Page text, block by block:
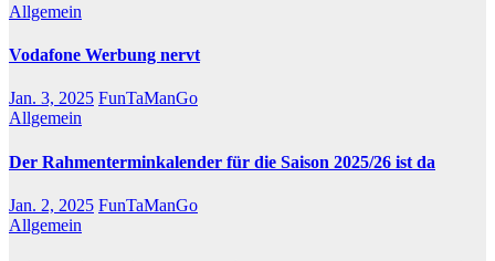
Allgemein
Vodafone Werbung nervt
Jan. 3, 2025 FunTaManGo
Allgemein
Der Rahmenterminkalender für die Saison 2025/26 ist da
Jan. 2, 2025 FunTaManGo
Allgemein